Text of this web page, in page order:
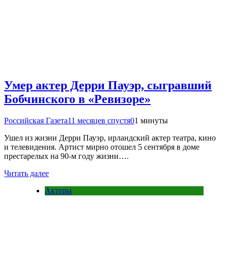
Умер актер Дерри Пауэр, сыгравший
Бобчинского в «Ревизоре»
Российская Газета11 месяцев спустя01 минуты
Ушел из жизни Дерри Пауэр, ирландский актер театра, кино
и телевидения. Артист мирно отошел 5 сентября в доме
престарелых на 90-м году жизни….
Читать далее
Актеры